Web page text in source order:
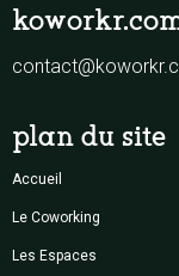
plan du site
Accueil
Le Coworking
Les Espaces